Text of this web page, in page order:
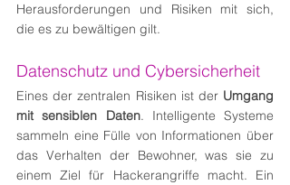
Herausforderungen und Risiken mit sich,
die es zu bewältigen gilt.
Datenschutz und Cybersicherheit
Eines der zentralen Risiken ist der Umgang
mit sensiblen Daten. Intelligente Systeme
sammeln eine Fülle von Informationen über
das Verhalten der Bewohner, was sie zu
einem Ziel für Hackerangriffe macht. Ein